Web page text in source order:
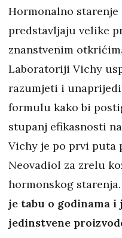
Hormonalno starenje
predstavljaju velike
znanstvenim
Laboratoriji Vichy
razumjeti i
formulu kako bi
stupanj efikasnosti
Vichy je po prvi puta
Neovadiol za zrelu
hormonskog starenja.
je tabu o godinama i
jedinstvene